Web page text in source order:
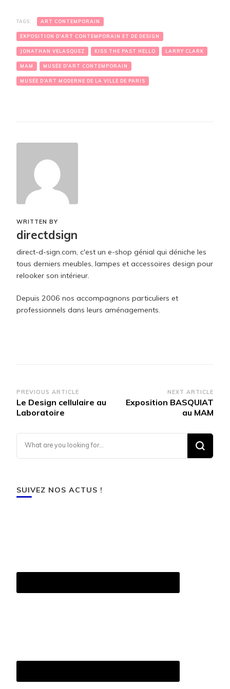
TAGS: ART CONTEMPORAIN
EXPOSITION D'ART CONTEMPORAIN ET DE DESIGN
JONATHAN VELASQUEZ KISS THE PAST HELLO LARRY CLARK
MAM MUSÉE D'ART CONTEMPORAIN
MUSÉE D’ART MODERNE DE LA VILLE DE PARIS
WRITTEN BY
directdsign
direct-d-sign.com, c'est un e-shop génial qui déniche les
tous derniers meubles, lampes et accessoires design pour
relooker son intérieur.
Depuis 2006 nos accompagnons particuliers et
professionnels dans leurs aménagements.
Post
Navigation
PREVIOUS ARTICLE
Le Design cellulaire au
Laboratoire
NEXT ARTICLE
Exposition BASQUIAT
au MAM
SUIVEZ NOS ACTUS !